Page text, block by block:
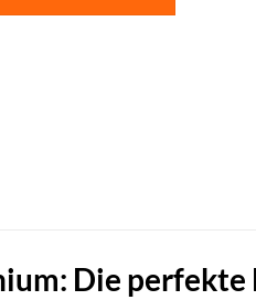
Die perfekte